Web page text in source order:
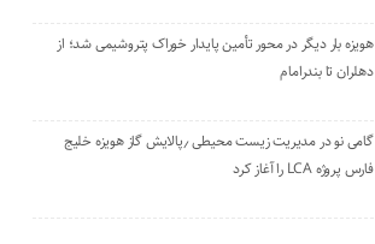
هویزه بار دیگر در محور تأمین پایدار خوراک پتروشیمی شد؛ از
دهلران تا بندرامام
گامی نو در مدیریت زیست ‌محیطی ٫پالایش گاز هویزه خلیج
‌فارس پروژه LCA را آغاز کرد